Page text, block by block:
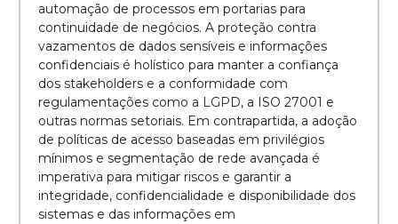
automação de processos em portarias para
continuidade de negócios. A proteção contra
vazamentos de dados sensíveis e informações
confidenciais é holístico para manter a confiança
dos stakeholders e a conformidade com
regulamentações como a LGPD, a ISO 27001 e
outras normas setoriais. Em contrapartida, a adoção
de políticas de acesso baseadas em privilégios
mínimos e segmentação de rede avançada é
imperativa para mitigar riscos e garantir a
integridade, confidencialidade e disponibilidade dos
sistemas e das informações em